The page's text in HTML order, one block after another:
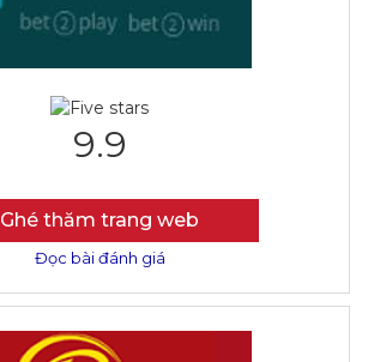
9.9
Ghé thăm trang web
Đọc bài đánh giá